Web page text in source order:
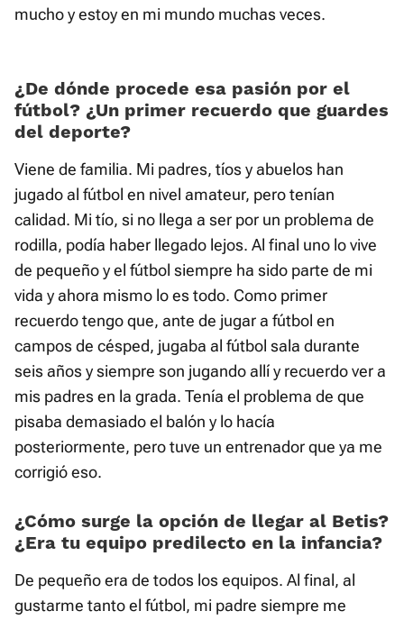
mucho y estoy en mi mundo muchas veces.
¿De dónde procede esa pasión por el
fútbol? ¿Un primer recuerdo que guardes
del deporte?
Viene de familia. Mi padres, tíos y abuelos han
jugado al fútbol en nivel amateur, pero tenían
calidad. Mi tío, si no llega a ser por un problema de
rodilla, podía haber llegado lejos. Al final uno lo vive
de pequeño y el fútbol siempre ha sido parte de mi
vida y ahora mismo lo es todo. Como primer
recuerdo tengo que, ante de jugar a fútbol en
campos de césped, jugaba al fútbol sala durante
seis años y siempre son jugando allí y recuerdo ver a
mis padres en la grada. Tenía el problema de que
pisaba demasiado el balón y lo hacía
posteriormente, pero tuve un entrenador que ya me
corrigió eso.
¿Cómo surge la opción de llegar al Betis?
¿Era tu equipo predilecto en la infancia?
De pequeño era de todos los equipos. Al final, al
gustarme tanto el fútbol, mi padre siempre me